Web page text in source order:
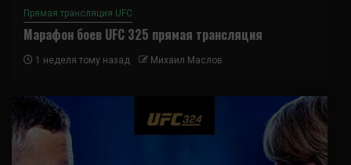
Прямая трансляция UFC
Марафон боев UFC 325 прямая трансляция
1 неделя тому назад Михаил Маслов